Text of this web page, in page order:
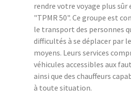
rendre votre voyage plus sûr
"TPMR 50". Ce groupe est
le transport des personnes
difficultés à se déplacer par
moyens. Leurs services
véhicules accessibles aux
ainsi que des chauffeurs
à toute situation.